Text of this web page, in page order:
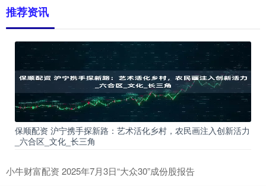
推荐资讯
保顺配资 沪宁携手探新路：艺术活化乡村，农民画注入创新活力
_六合区_文化_长三角
小牛财富配资 2025年7月3日“大众30”成份股报告